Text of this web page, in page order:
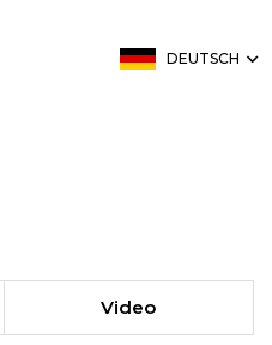
DEUTSCH
Video